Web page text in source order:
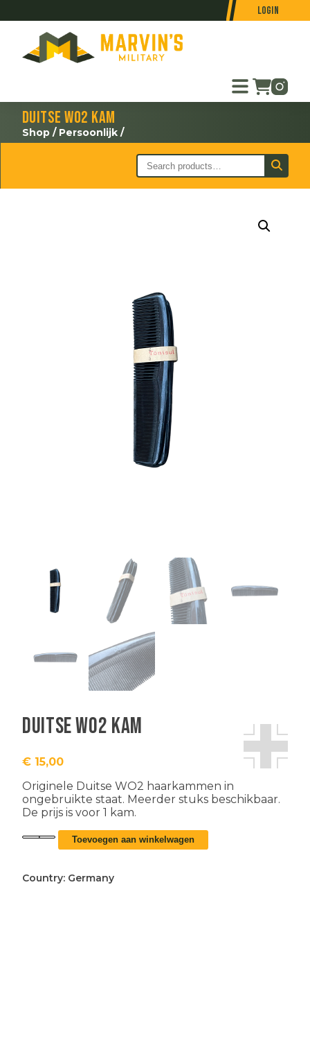
Login
Duitse WO2 kam
Shop / Persoonlijk /
Duitse WO2 kam
€ 15,00
Originele Duitse WO2 haarkammen in
ongebruikte staat. Meerder stuks beschikbaar.
De prijs is voor 1 kam.
Duitse
aantal
Toevoegen aan winkelwagen
Country: Germany